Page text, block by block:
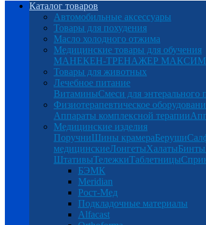
Каталог товаров
Автомобильные аксессуары
Товары для похудения
Масло холодного отжима
Медицинские товары для обучения
МАНЕКЕН-ТРЕНАЖЕР МАКСИМ
Товары для животных
Лечебное питание
ВитаминыСмеси для энтерального
Физиотерапевтическое
Аппараты комплексной терапии
Медицинские изделия
ПоручниШины крамераБеруши
медицинскиеЛонгетыХалатыБинты
ШтативыТележкиТаблетницы
БЭМК
Meridian
Рост-Мед
Подкладочные материалы
Alfacast